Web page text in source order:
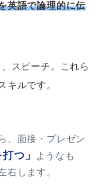
英語で論理的に伝
スピーチ。これら
キルです。
、面接・プレゼン
つ」
ようなも
右します。